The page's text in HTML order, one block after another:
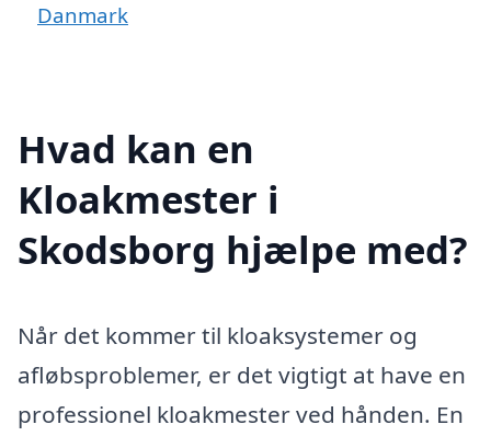
Danmark
Hvad kan en
Kloakmester i
Skodsborg hjælpe med?
Når det kommer til kloaksystemer og
afløbsproblemer, er det vigtigt at have en
professionel kloakmester ved hånden. En